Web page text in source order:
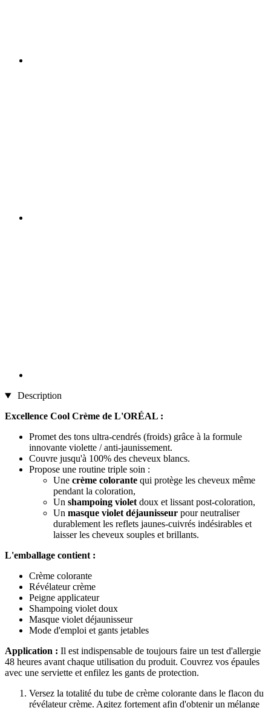
Description
Excellence Cool Crème de L'ORÉAL :
Promet des tons ultra-cendrés (froids) grâce à la formule
innovante violette / anti-jaunissement.
Couvre jusqu'à 100% des cheveux blancs.
Propose une routine triple soin :
Une crème colorante qui protège les cheveux même
pendant la coloration,
Un shampoing violet doux et lissant post-coloration,
Un masque violet déjaunisseur pour neutraliser
durablement les reflets jaunes-cuivrés indésirables et
laisser les cheveux souples et brillants.
L'emballage contient :
Crème colorante
Révélateur crème
Peigne applicateur
Shampoing violet doux
Masque violet déjaunisseur
Mode d'emploi et gants jetables
Application : Il est indispensable de toujours faire un test d'allergie
48 heures avant chaque utilisation du produit. Couvrez vos épaules
avec une serviette et enfilez les gants de protection.
Versez la totalité du tube de crème colorante dans le flacon du
révélateur crème. Agitez fortement afin d'obtenir un mélange